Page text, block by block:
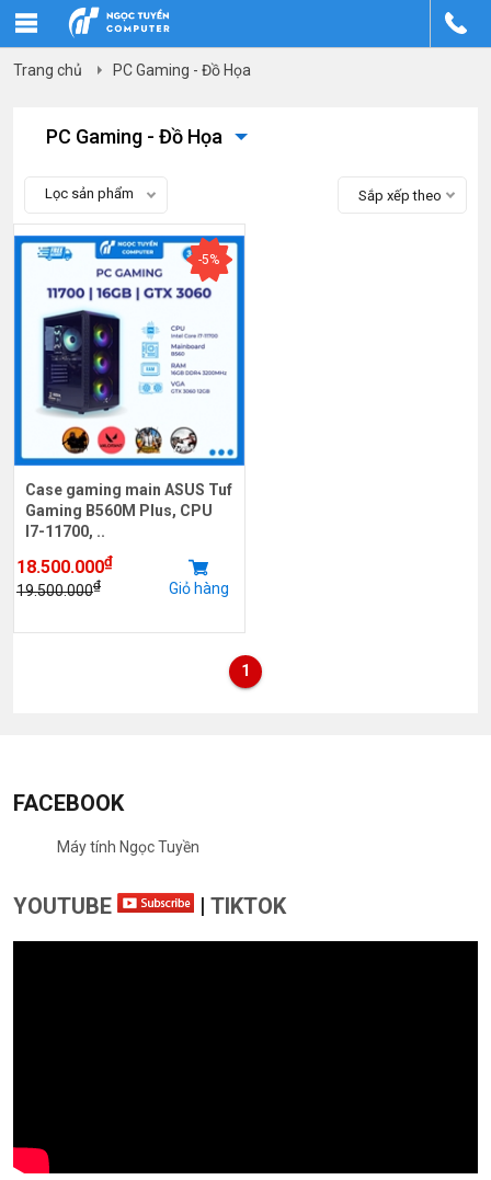
Trang chủ PC Gaming - Đồ Họa
PC Gaming - Đồ Họa
Lọc sản phẩm Sắp xếp theo
-5%
Case gaming main ASUS Tuf
Gaming B560M Plus, CPU
I7-11700, ..
18.500.000₫
19.500.000₫ Giỏ hàng
1
FACEBOOK
Máy tính Ngọc Tuyền
YOUTUBE | TIKTOK